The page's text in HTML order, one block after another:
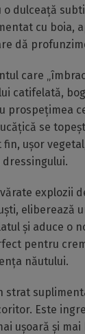
o dulceață
cu boia,
dă
care
catifelată,
prospețimea
se
ușor
explozii
eliberează
și aduce o
pentru
năutului.
strat
Este
ușoară și